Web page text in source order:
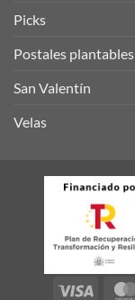
Picks
Postales plantables
San Valentín
Velas
Visa